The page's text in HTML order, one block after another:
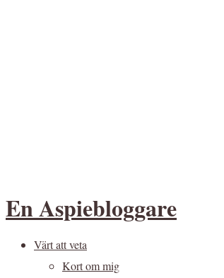
En Aspiebloggare
Värt att veta
Kort om mig